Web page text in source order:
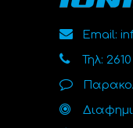
Email:
Τηλ: